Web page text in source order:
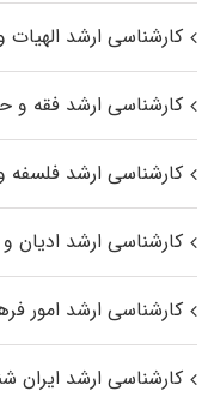
کارشناسی ارشد
کارشناسی ارشد فقه و
کارشناسی ارشد فلسفه
کارشناسی ارشد ادیان
کارشناسی ارشد امور
کارشناسی ارشد ایران